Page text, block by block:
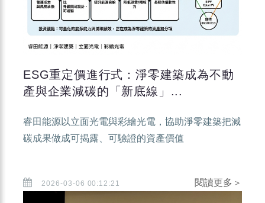
ESG重定價進行式：淨零建築成為不動
產與企業減碳的「新底線」...
睿田能源以立面光電與彩繪光電，協助淨零建築把減
碳成果做成可揭露、可驗證的資產價值
2026-03-06 00:12:21 閱讀更多＞